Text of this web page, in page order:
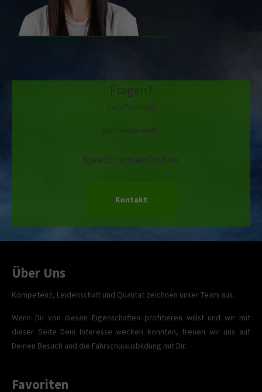
Fragen?
Kein Problem!
Wir beißen nicht.
Sprecht uns einfach an.
Kontakt
Über Uns
Kompetenz, Leidenschaft und Qualität zeichnen unser Team aus.
Wenn Du von diesen Eigenschaften profitieren willst und wir mit
dieser Seite Dein Interesse wecken konnten, freuen wir uns auf
Deinen Besuch und die Fahrschulausbildung mit Dir.
Favoriten